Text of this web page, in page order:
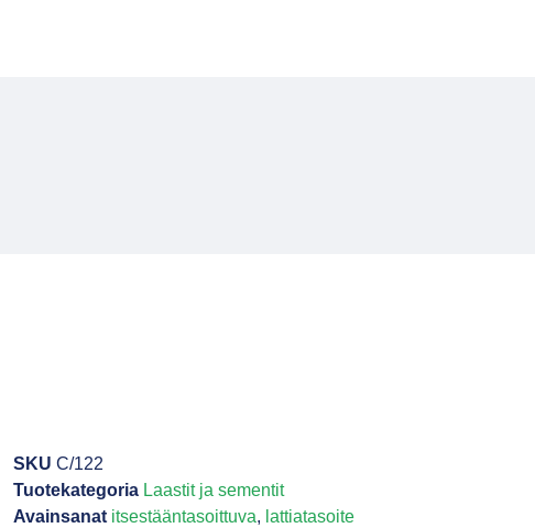
SKU C/122
Tuotekategoria Laastit ja sementit
Avainsanat itsestääntasoittuva, lattiatasoite